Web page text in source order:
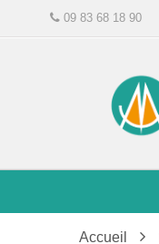
09 83 68 18 90
Accueil